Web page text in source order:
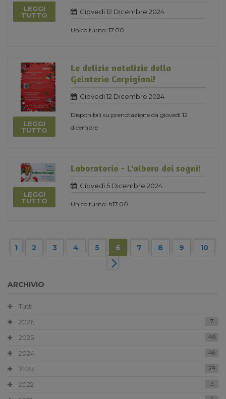
LEGGI
TUTTO
Giovedi 12 Dicembre 2024
Unico turno: 17.00
LEGGI
TUTTO
Le delizie natalizie della
Gelateria Carpigiani!
Giovedi 12 Dicembre 2024
Disponibili su prenotazione da giovedì 12
dicembre
LEGGI
TUTTO
Laboratorio - L'albero dei sogni!
Giovedi 5 Dicembre 2024
Unico turno: h17.00
1 2 3 4 5 6 7 8 9 10
ARCHIVIO
Tutti
2026
7
2025 49
2024 46
2023 29
2022 3